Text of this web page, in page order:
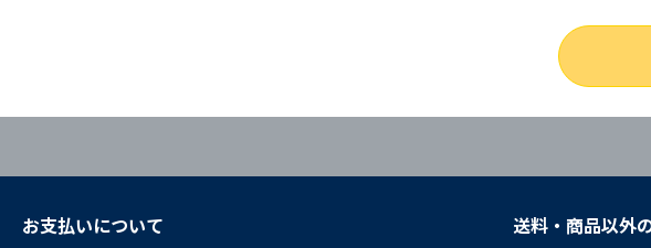
お支払いについて 送料・商品以外